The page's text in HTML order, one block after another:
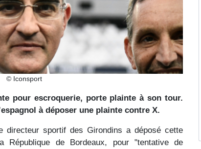
© Iconsport
pour escroquerie, porte plainte à son tour.
à déposer une plainte contre X.
directeur sportif des Girondins a déposé cette
République de Bordeaux, pour "tentative de